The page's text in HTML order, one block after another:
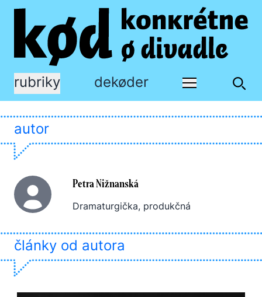
rubriky dekøder
autor
Petra Nižnanská
Dramaturgička, produkčná
články od autora